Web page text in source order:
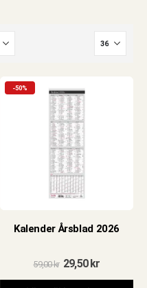
-50%
Kalender Årsblad 2026
59,00kr Det
ursprungliga
29,50krDet